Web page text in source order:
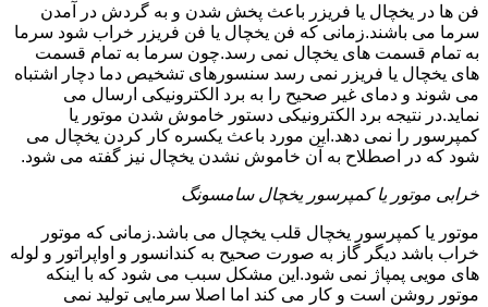
فن ها در یخچال یا فریزر باعث پخش شدن و به گردش در آمدن
سرما می باشند.زمانی که فن یخچال یا فن فریزر خراب شود سرما
به تمام قسمت های یخچال نمی رسد.چون سرما به تمام قسمت
های یخچال یا فریزر نمی رسد سنسورهای تشخیص دما دچار اشتباه
می شوند و دمای غیر صحیح را به برد الکترونیکی ارسال می
نماید.در نتیجه برد الکترونیکی دستور خاموش شدن موتور یا
کمپرسور را نمی دهد.این مورد باعث یکسره کار کردن یخچال می
شود که در اصطلاح به آن خاموش نشدن یخچال نیز گفته می شود.
خرابی موتور یا کمپرسور یخچال سامسونگ
موتور یا کمپرسور یخچال قلب یخچال می باشد.زمانی که موتور
خراب باشد دیگر گاز به صورت صحیح به کندانسور و اواپراتور و لوله
های مویی پمپاژ نمی شود.این مشکل سبب می شود که با اینکه
موتور روشن است و کار می کند اما اصلا سرمایی تولید نمی